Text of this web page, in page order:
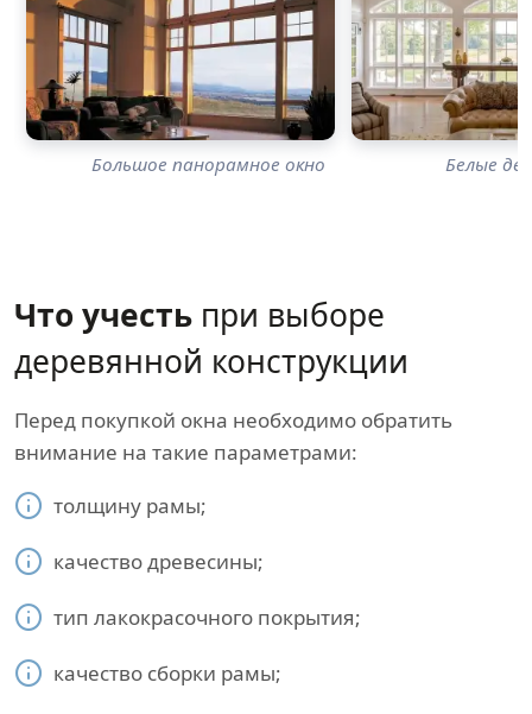
Большое панорамное окно Белые
Что учесть при выборе
деревянной конструкции
Перед покупкой окна необходимо обратить
внимание на такие параметрами:
толщину рамы;
качество древесины;
тип лакокрасочного покрытия;
качество сборки рамы;